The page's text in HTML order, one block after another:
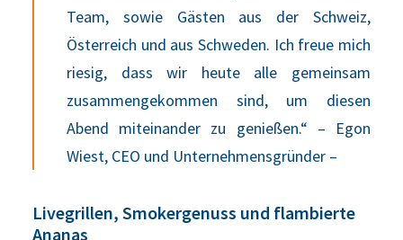
Team, sowie Gästen aus der Schweiz,
Österreich und aus Schweden. Ich freue mich
riesig, dass wir heute alle gemeinsam
zusammengekommen sind, um diesen
Abend miteinander zu genießen.“ – Egon
Wiest, CEO und Unternehmensgründer –
Livegrillen, Smokergenuss und flambierte
Ananas